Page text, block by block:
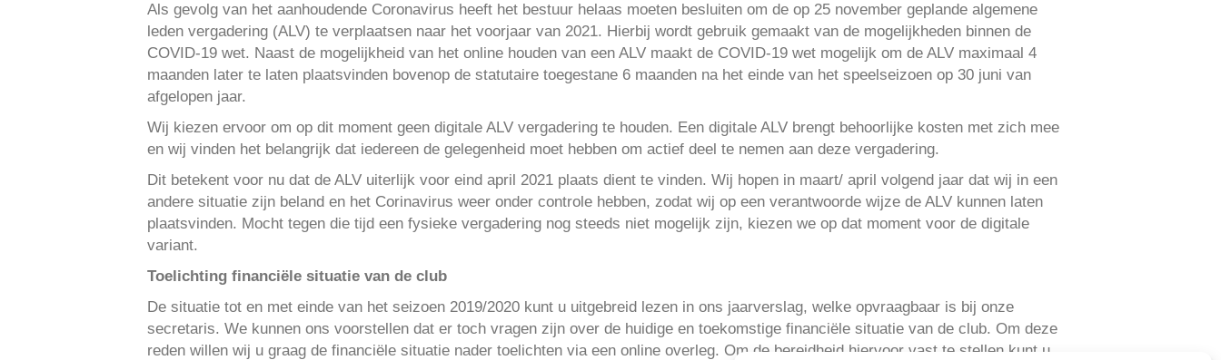
Als gevolg van het aanhoudende Coronavirus heeft het bestuur helaas moeten besluiten om de op 25 november geplande algemene
leden vergadering (ALV) te verplaatsen naar het voorjaar van 2021. Hierbij wordt gebruik gemaakt van de mogelijkheden binnen de
COVID-19 wet. Naast de mogelijkheid van het online houden van een ALV maakt de COVID-19 wet mogelijk om de ALV maximaal 4
maanden later te laten plaatsvinden bovenop de statutaire toegestane 6 maanden na het einde van het speelseizoen op 30 juni van
afgelopen jaar.
Wij kiezen ervoor om op dit moment geen digitale ALV vergadering te houden. Een digitale ALV brengt behoorlijke kosten met zich mee
en wij vinden het belangrijk dat iedereen de gelegenheid moet hebben om actief deel te nemen aan deze vergadering.
Dit betekent voor nu dat de ALV uiterlijk voor eind april 2021 plaats dient te vinden. Wij hopen in maart/ april volgend jaar dat wij in een
andere situatie zijn beland en het Corinavirus weer onder controle hebben, zodat wij op een verantwoorde wijze de ALV kunnen laten
plaatsvinden. Mocht tegen die tijd een fysieke vergadering nog steeds niet mogelijk zijn, kiezen we op dat moment voor de digitale
variant.
Toelichting financiële situatie van de club
De situatie tot en met einde van het seizoen 2019/2020 kunt u uitgebreid lezen in ons jaarverslag, welke opvraagbaar is bij onze
secretaris. We kunnen ons voorstellen dat er toch vragen zijn over de huidige en toekomstige financiële situatie van de club. Om deze
reden willen wij u graag de financiële situatie nader toelichten via een online overleg. Om de bereidheid hiervoor vast te stellen kunt u